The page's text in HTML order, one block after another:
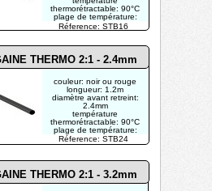
Réference: STB16
Réference: STB24
couleur: noir ou rouge
longueur: 1.2m
diamètre avant retreint:
2.4mm
température
thermorétractable: 90°C
plage de température:
125°C
ratio de rétrécissement
thermorétractable: 90°C
plage de température:
125°C
ratio de rétrécissement
THERMO 2:1 - 2.4mm
THERMO 2:1 - 3.2mm